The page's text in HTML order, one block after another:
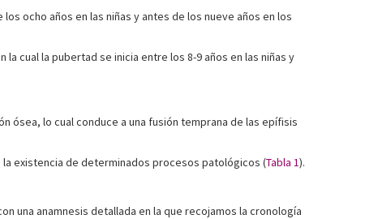
ocho años en las niñas y antes de los nueve años en los
cual la pubertad se inicia entre los 8-9 años en las niñas y
ósea, lo cual conduce a una fusión temprana de las epífisis
existencia de determinados procesos patológicos (Tabla 1).
una anamnesis detallada en la que recojamos la cronología